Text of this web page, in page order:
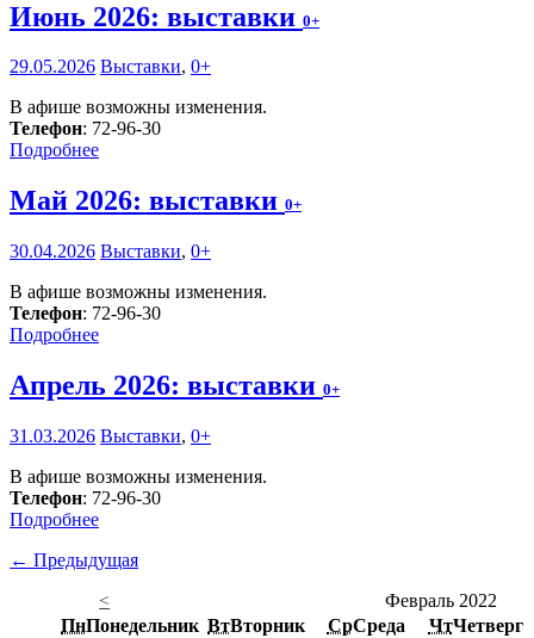
Июнь 2026: выставки 0+
29.05.2026 Выставки, 0+
В афише возможны изменения.
Телефон: 72-96-30
Подробнее
Май 2026: выставки 0+
30.04.2026 Выставки, 0+
В афише возможны изменения.
Телефон: 72-96-30
Подробнее
Апрель 2026: выставки 0+
31.03.2026 Выставки, 0+
В афише возможны изменения.
Телефон: 72-96-30
Подробнее
← Предыдущая
<
Февраль 2022
ПнПонедельник ВтВторник СрСреда ЧтЧетверг